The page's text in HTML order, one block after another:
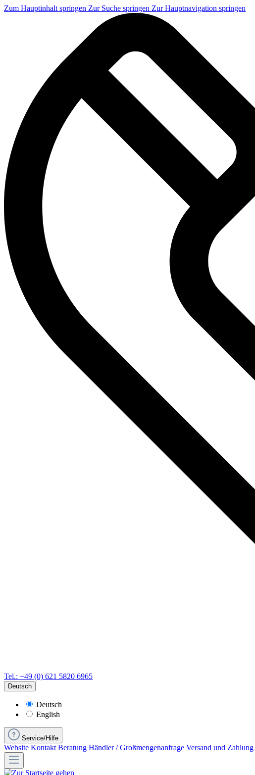
Zum Hauptinhalt springen Zur Suche springen Zur Hauptnavigation springen
Tel.: +49 (0) 621 5820 6965
Deutsch
Deutsch
English
Service/Hilfe
Website Kontakt Beratung Händler / Großmengenanfrage Versand und Zahlung